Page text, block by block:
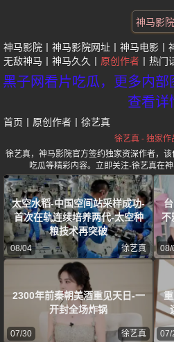
神马影院
神马影院 神马影院网址 神马电影
无敌神马
神马久久 原创作者 热门
黑子网看片吃瓜，更多内
查看详
首页 原创作者 徐艺真
徐艺真 - 独家作
徐艺真，神马影院官方签约独家资深作者，
吃瓜等精彩内容。立即关注-徐艺真在
太空水稻-中国空间站采样成功-
首次在轨连续培养两代-太空种
粮技术再突破
08/04 徐艺真
不
08/
2300年前秦朝美酒重见天日-一
开封全场炸锅
07/30 徐艺真 07/